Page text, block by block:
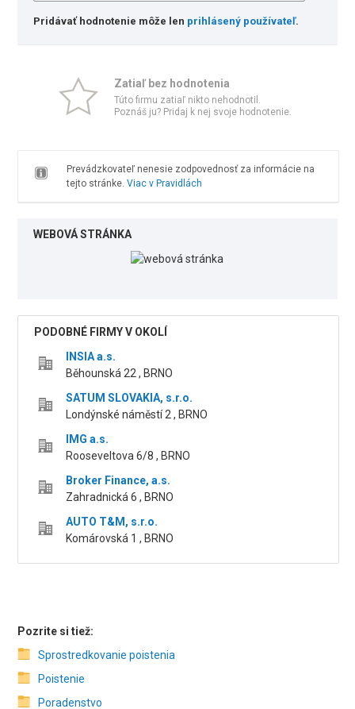
Pridávať hodnotenie môže len prihlásený používateľ.
Zatiaľ bez hodnotenia
Túto firmu zatiaľ nikto nehodnotil.
Poznáš ju? Pridaj k nej svoje hodnotenie.
Prevádzkovateľ nenesie zodpovednosť za informácie na
tejto stránke. Viac v Pravidlách
WEBOVÁ STRÁNKA
PODOBNÉ FIRMY V OKOLÍ
INSIA a.s.
Běhounská 22 , BRNO
SATUM SLOVAKIA, s.r.o.
Londýnské náměstí 2 , BRNO
IMG a.s.
Rooseveltova 6/8 , BRNO
Broker Finance, a.s.
Zahradnická 6 , BRNO
AUTO T&M, s.r.o.
Komárovská 1 , BRNO
Pozrite si tiež:
Sprostredkovanie poistenia
Poistenie
Poradenstvo